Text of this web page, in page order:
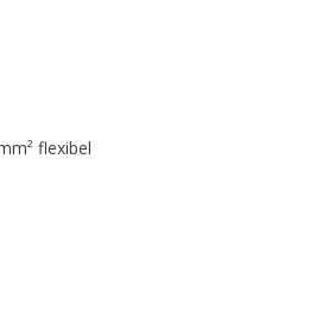
flexibel